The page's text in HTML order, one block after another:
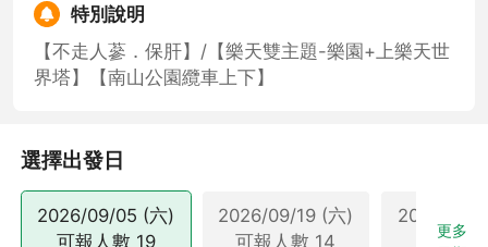
特別說明
【不走人蔘．保肝】/【樂天雙主題-樂園+上樂天世
界塔】【南山公園纜車上下】
選擇出發日
2026/09/05 (六)
可報人數 19
2026/09/19 (六)
可報人數 14
2026/10/
可報人
更多